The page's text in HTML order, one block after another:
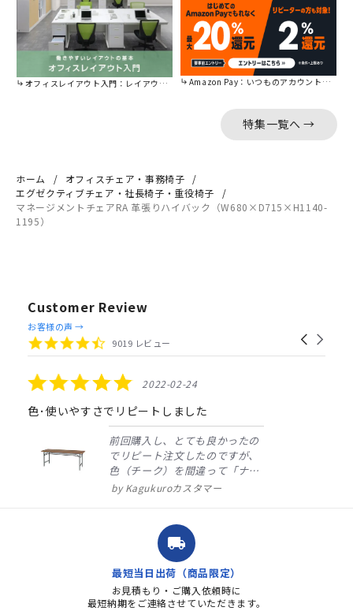
オフィスレイアウト入門：レイアウトの基本をご紹介。 Amazon Pay：いつものアカウントで簡単に決済可能。
特集一覧へ →
ホーム
オフィスチェア・事務椅子
エグゼクティブチェア・社長椅子・重役椅子
マネージメントチェアRA 革張りハイバック（W680×D715×H1140-
1195）
Customer Review
Reviews
carousel
Carousel
4.4
star
9019 レビュー
お客様の声 →
5.0
star
rating
2022-02-24
色･使いやすさでリピートしました
前回購入し、とても良かったの
でリピート注文したのですが、
色（チーク）を間違って「ナチ
ュラル」としてしまいました。
ました。商品到着も早く、品
質・使いやすさで満足していま
す。また、リピートするときは
よろしくお...
Kagukuroカスタマー
local_shipping
最短当日出荷（商品限定）
お見積もり・ご購入依頼時に
最短納期をご連絡させていただきます。